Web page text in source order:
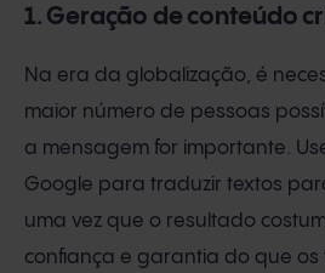
1. Geração de conteúdo
Na era da globalização, é
maior número de pessoas
a mensagem for importante.
Google para traduzir textos
uma vez que o resultado
confiança e garantia do que os